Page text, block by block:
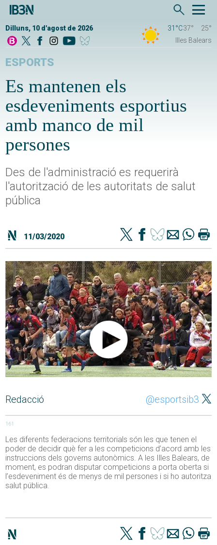
Dilluns, 10 d'agost de 2026 31°C37°
25°
Illes Balears
ESPORTS
Es mantenen els
esdeveniments esportius
amb manco de mil
persones
Des de l'administració es requerirà
l'autorització de les autoritats de salut
pública
11/03/2020
Redacció @esportsib3
161
Les diferents federacions territorials són les que tenen el
poder de decidir què fer a les competicions d’acord amb les
instruccions dels governs autonòmics. A les Illes Balears, de
moment, es podran disputar competicions a porta oberta si
l’esdeveniment és de menys de mil persones i si ho autoritza
salut pública.